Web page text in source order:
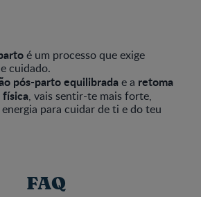
é um processo que exige
cuidado.
pós-parto equilibradae a retoma
física, vais sentir-te mais forte,
para cuidar de ti e do teu
FAQ